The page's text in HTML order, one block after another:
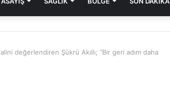
değerlendiren Şükrü Akıllı; “Bir geri adım daha